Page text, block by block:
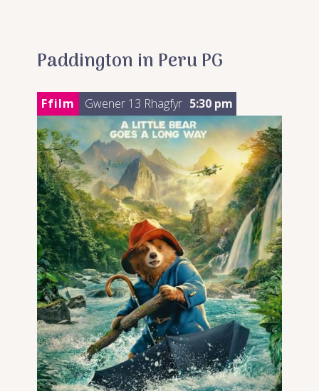
Paddington in Peru PG
Ffilm Gwener 13 Rhagfyr 5:30 pm